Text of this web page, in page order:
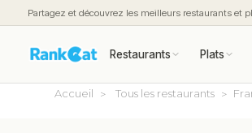
Partagez et découvrez les meilleurs restaurants et
Restaurants Plats
Accueil Tous les restaurants